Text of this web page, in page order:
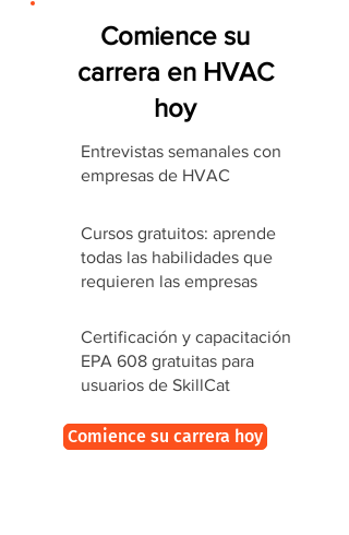
Comience su
carrera en HVAC
hoy
Entrevistas semanales con
empresas de HVAC
Cursos gratuitos: aprende
todas las habilidades que
requieren las empresas
Certificación y capacitación
EPA 608 gratuitas para
usuarios de SkillCat
Comience su carrera hoy